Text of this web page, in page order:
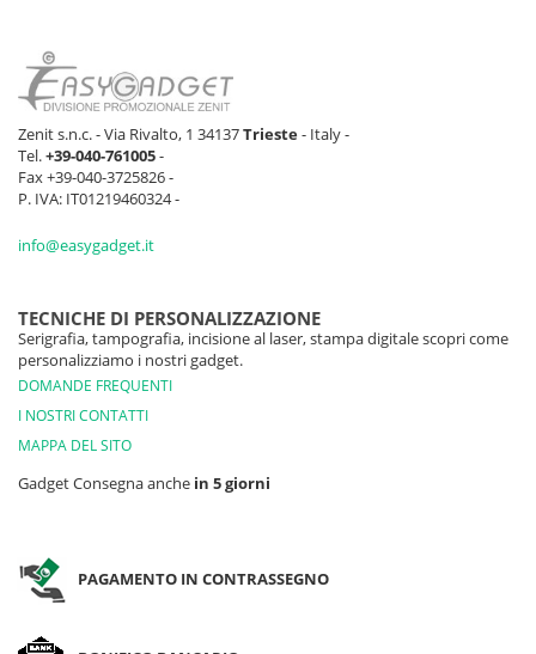
Zenit s.n.c. - Via Rivalto, 1 34137Trieste- Italy -
Tel.+39-040-761005-
Fax +39-040-3725826 -
P. IVA: IT01219460324 -
info@easygadget.it
TECNICHE DI PERSONALIZZAZIONE
Serigrafia, tampografia, incisione al laser, stampa digitale scopri come
personalizziamo i nostri gadget.
DOMANDE FREQUENTI
I NOSTRI CONTATTI
MAPPA DEL SITO
Gadget Consegna anche in 5 giorni
PAGAMENTO IN CONTRASSEGNO